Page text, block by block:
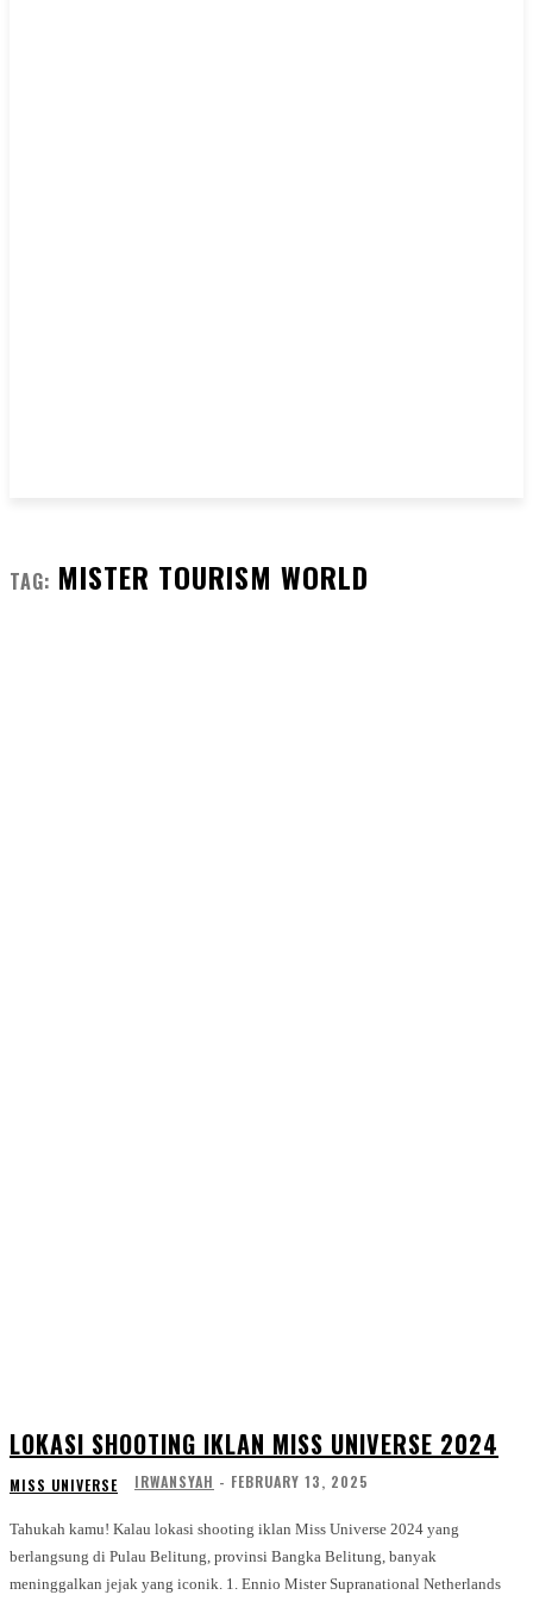
TAG: MISTER TOURISM WORLD
LOKASI SHOOTING IKLAN MISS UNIVERSE 2024
MISS UNIVERSE IRWANSYAH - FEBRUARY 13, 2025
Tahukah kamu! Kalau lokasi shooting iklan Miss Universe 2024 yang
berlangsung di Pulau Belitung, provinsi Bangka Belitung, banyak
meninggalkan jejak yang iconik. 1. Ennio Mister Supranational Netherlands